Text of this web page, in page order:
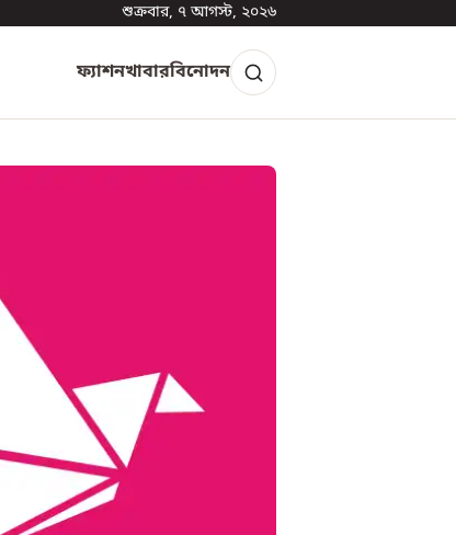
শুক্রবার, ৭ আগস্ট, ২০২৬
ফ্যাশনখাবারবিনোদন